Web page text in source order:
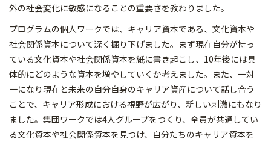
外の社会変化に敏感になることの重要さを教わりました。
プログラムの個人ワークでは、キャリア資本である、文化資本や
社会関係資本について深く掘り下げました。まず現在自分が持っ
ている文化資本や社会関係資本を紙に書き起こし、10年後には具
体的にどのような資本を増やしていくか考えました。また、一対
一になり現在と未来の自分自身のキャリア資産について話し合う
ことで、キャリア形成における視野が広がり、新しい刺激にもなり
ました。集団ワークでは4人グループをつくり、全員が共通してい
る文化資本や社会関係資本を見つけ、自分たちのキャリア資本を